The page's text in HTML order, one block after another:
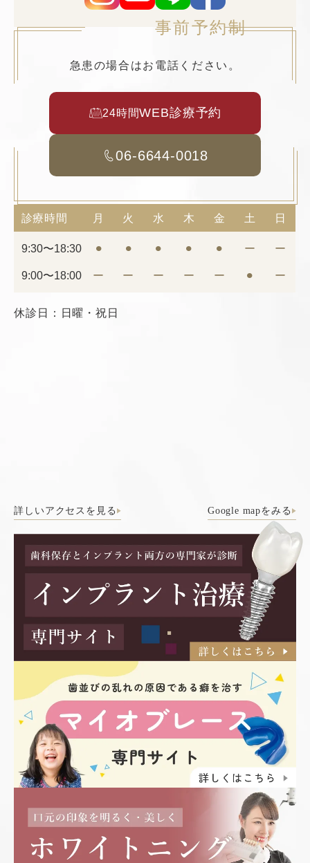
事前予約制
急患の場合はお電話ください。
24時間WEB診療予約
06-6644-0018
診療時間 月 火 水 木 金 土 日
9:30〜18:30 ⚫︎ ⚫︎ ⚫︎ ⚫︎ ⚫︎ ー ー
9:00〜18:00 ー ー ー ー ー ⚫︎ ー
休診日：日曜・祝日
詳しいアクセスを見る Google mapをみる